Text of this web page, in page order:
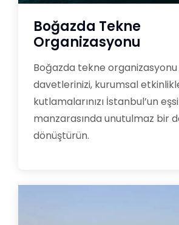
Boğazda Tekne
Organizasyonu
Boğazda tekne
davetlerinizi, kurumsal
kutlamalarınızı İstanbul’un
manzarasında unutulmaz bir
dönüştürün.